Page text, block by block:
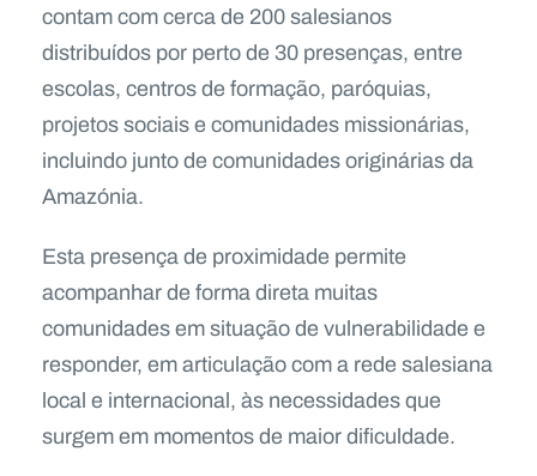
contam com cerca de 200 salesianos
distribuídos por perto de 30 presenças, entre
escolas, centros de formação, paróquias,
projetos sociais e comunidades missionárias,
incluindo junto de comunidades originárias da
Amazónia.
Esta presença de proximidade permite
acompanhar de forma direta muitas
comunidades em situação de vulnerabilidade e
responder, em articulação com a rede salesiana
local e internacional, às necessidades que
surgem em momentos de maior dificuldade.